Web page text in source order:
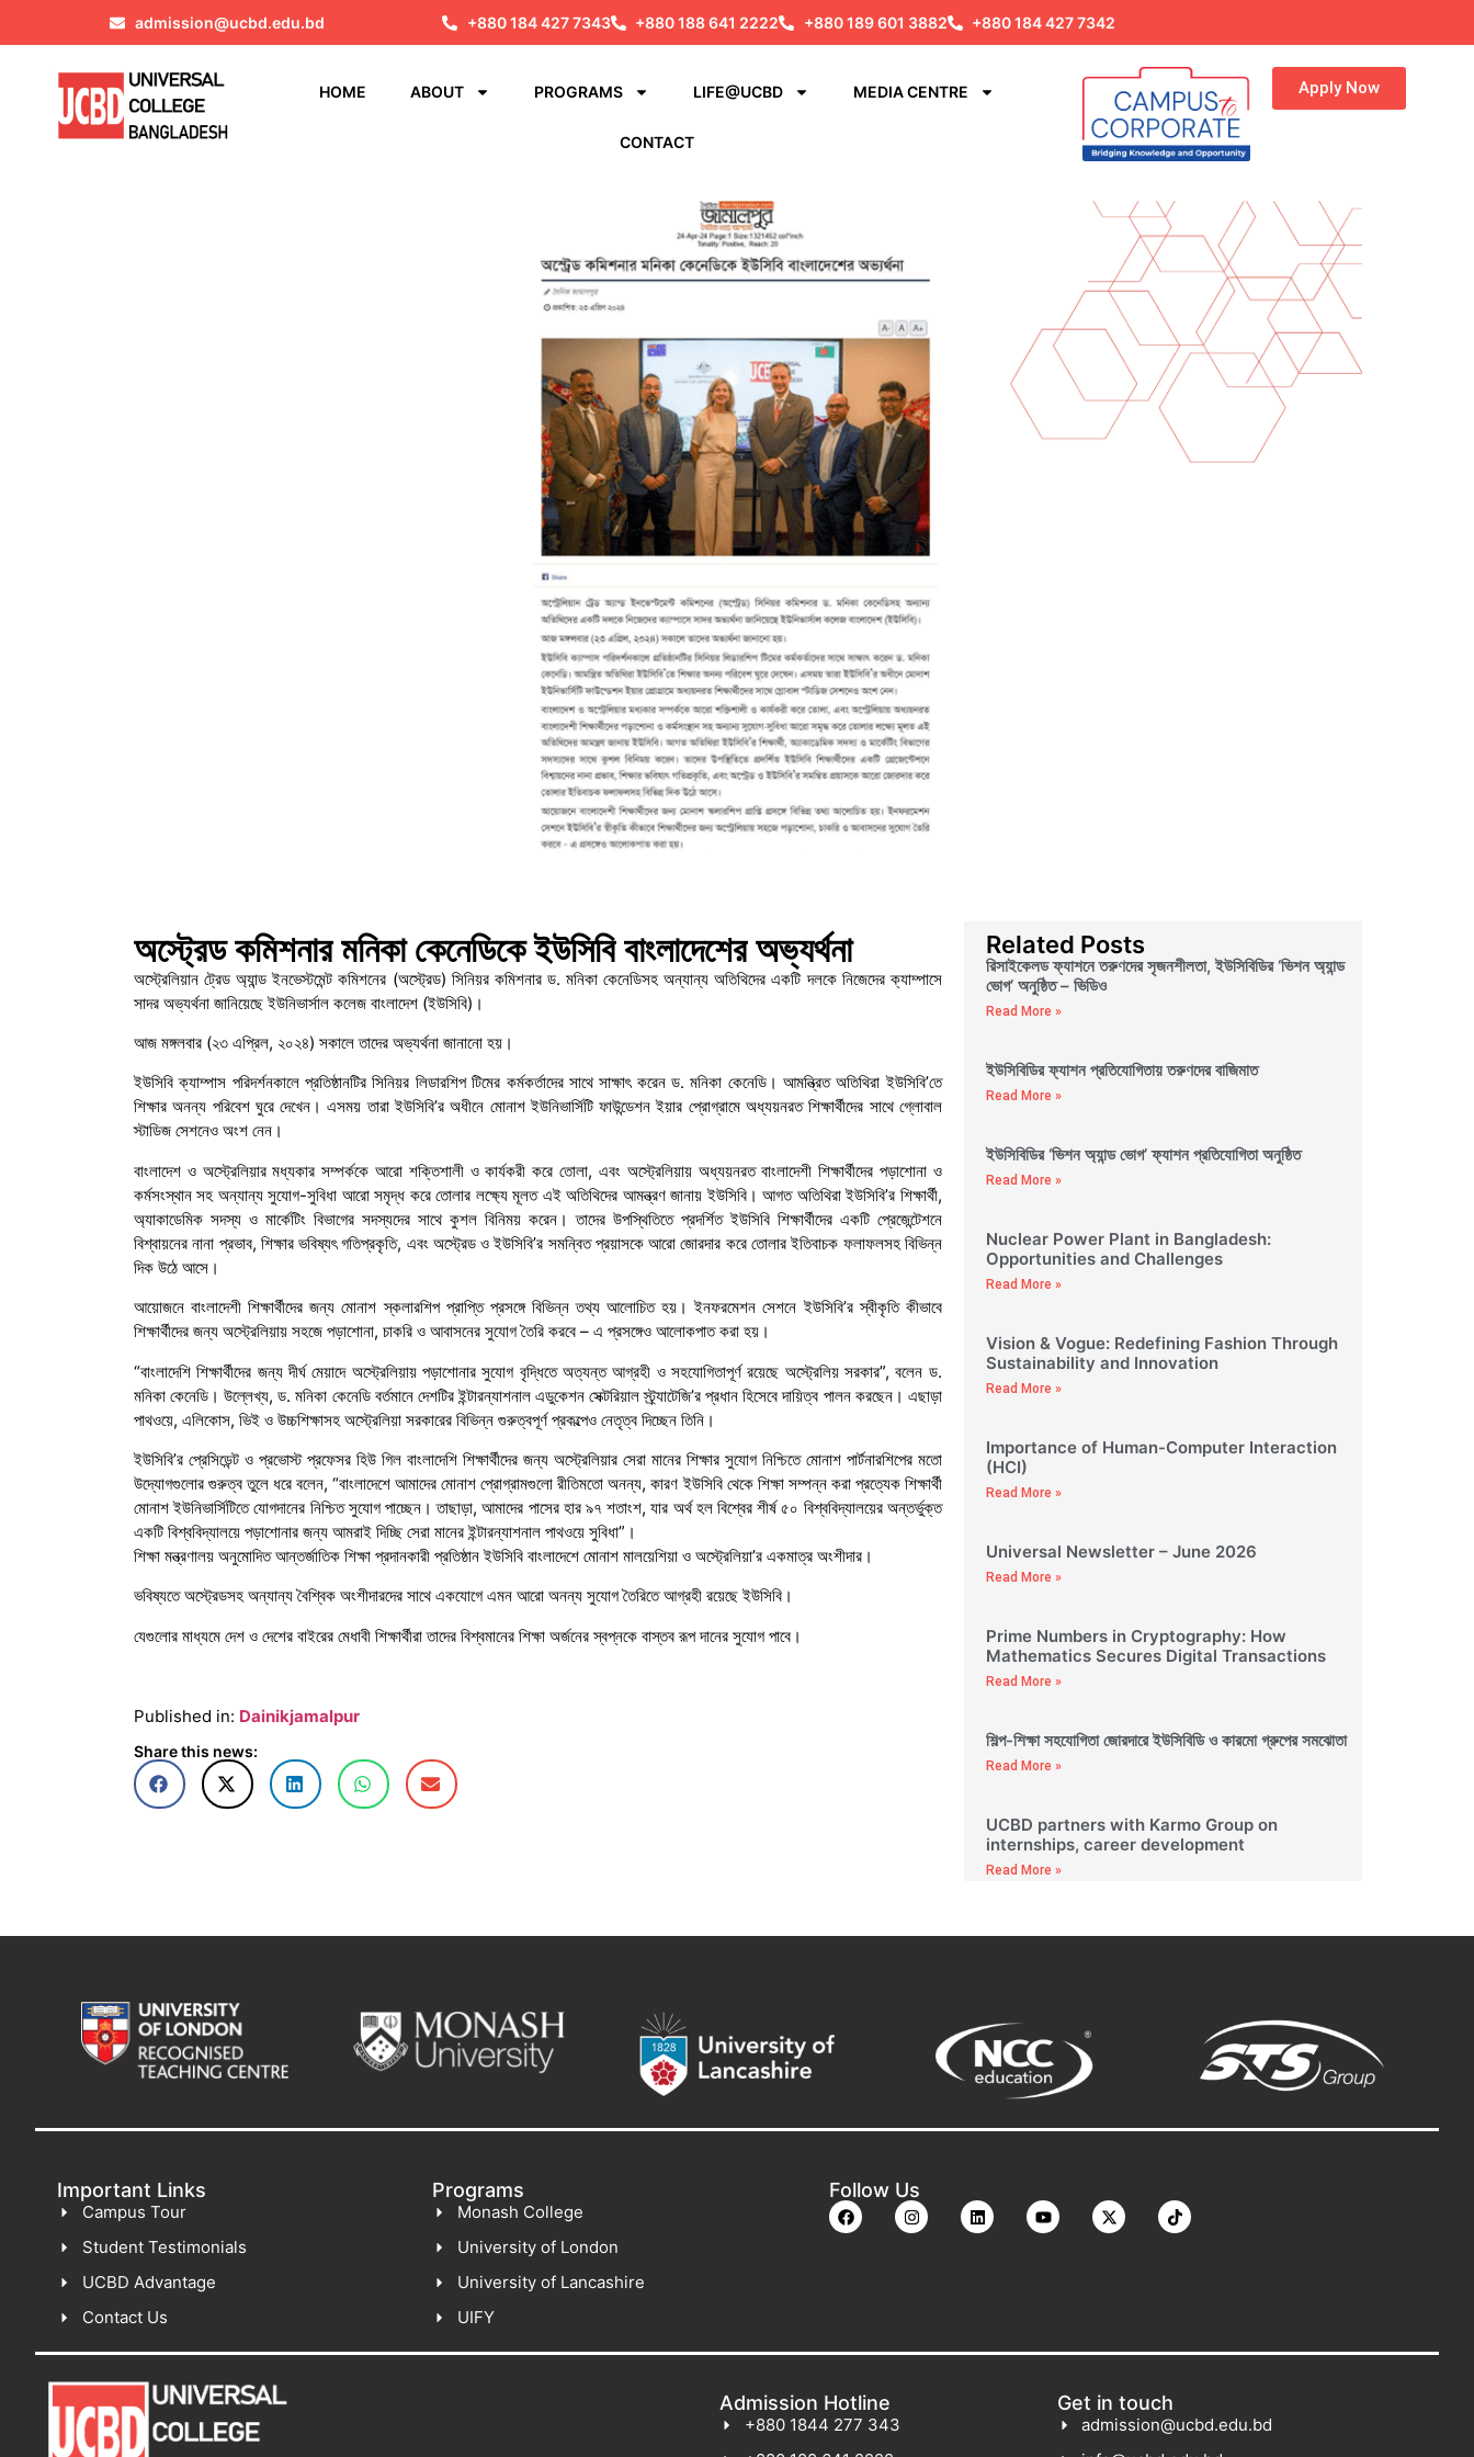
admission@ucbd.edu.bd +880 184 427 7343 +880 188 641 2222 +880 189 601 3882 +880 184 427 7342
HOME ABOUT PROGRAMS LIFE@UCBD MEDIA CENTRE
CONTACT
Apply Now
অস্ট্রেড কমিশনার মনিকা কেনেডিকে ইউসিবি বাংলাদেশের অভ্যর্থনা
অস্ট্রেলিয়ান ট্রেড অ্যান্ড ইনভেস্টমেন্ট কমিশনের (অস্ট্রেড) সিনিয়র কমিশনার ড. মনিকা কেনেডিসহ অন্যান্য অতিথিদের একটি দলকে নিজেদের ক্যাম্পাসে
সাদর অভ্যর্থনা জানিয়েছে ইউনিভার্সাল কলেজ বাংলাদেশ (ইউসিবি)।
আজ মঙ্গলবার (২৩ এপ্রিল, ২০২৪) সকালে তাদের অভ্যর্থনা জানানো হয়।
ইউসিবি ক্যাম্পাস পরিদর্শনকালে প্রতিষ্ঠানটির সিনিয়র লিডারশিপ টিমের কর্মকর্তাদের সাথে সাক্ষাৎ করেন ড. মনিকা কেনেডি। আমন্ত্রিত অতিথিরা ইউসিবি’তে
শিক্ষার অনন্য পরিবেশ ঘুরে দেখেন। এসময় তারা ইউসিবি’র অধীনে মোনাশ ইউনিভার্সিটি ফাউন্ডেশন ইয়ার প্রোগ্রামে অধ্যয়নরত শিক্ষার্থীদের সাথে গ্লোবাল
স্টাডিজ সেশনেও অংশ নেন।
বাংলাদেশ ও অস্ট্রেলিয়ার মধ্যকার সম্পর্ককে আরো শক্তিশালী ও কার্যকরী করে তোলা, এবং অস্ট্রেলিয়ায় অধ্যয়নরত বাংলাদেশী শিক্ষার্থীদের পড়াশোনা ও
কর্মসংস্থান সহ অন্যান্য সুযোগ-সুবিধা আরো সমৃদ্ধ করে তোলার লক্ষ্যে মূলত এই অতিথিদের আমন্ত্রণ জানায় ইউসিবি। আগত অতিথিরা ইউসিবি’র শিক্ষার্থী,
অ্যাকাডেমিক সদস্য ও মার্কেটিং বিভাগের সদস্যদের সাথে কুশল বিনিময় করেন। তাদের উপস্থিতিতে প্রদর্শিত ইউসিবি শিক্ষার্থীদের একটি প্রেজেন্টেশনে
বিশ্বায়নের নানা প্রভাব, শিক্ষার ভবিষ্যৎ গতিপ্রকৃতি, এবং অস্ট্রেড ও ইউসিবি’র সমন্বিত প্রয়াসকে আরো জোরদার করে তোলার ইতিবাচক ফলাফলসহ বিভিন্ন
দিক উঠে আসে।
আয়োজনে বাংলাদেশী শিক্ষার্থীদের জন্য মোনাশ স্কলারশিপ প্রাপ্তি প্রসঙ্গে বিভিন্ন তথ্য আলোচিত হয়। ইনফরমেশন সেশনে ইউসিবি’র স্বীকৃতি কীভাবে
শিক্ষার্থীদের জন্য অস্ট্রেলিয়ায় সহজে পড়াশোনা, চাকরি ও আবাসনের সুযোগ তৈরি করবে – এ প্রসঙ্গেও আলোকপাত করা হয়।
“বাংলাদেশি শিক্ষার্থীদের জন্য দীর্ঘ মেয়াদে অস্ট্রেলিয়ায় পড়াশোনার সুযোগ বৃদ্ধিতে অত্যন্ত আগ্রহী ও সহযোগিতাপূর্ণ রয়েছে অস্ট্রেলিয় সরকার”, বলেন ড.
মনিকা কেনেডি। উল্লেখ্য, ড. মনিকা কেনেডি বর্তমানে দেশটির ইন্টারন্যাশনাল এডুকেশন সেক্টরিয়াল স্ট্র্যাটেজি’র প্রধান হিসেবে দায়িত্ব পালন করছেন। এছাড়া
পাথওয়ে, এলিকোস, ভিই ও উচ্চশিক্ষাসহ অস্ট্রেলিয়া সরকারের বিভিন্ন গুরুত্বপূর্ণ প্রকল্পেও নেতৃত্ব দিচ্ছেন তিনি।
ইউসিবি’র প্রেসিডেন্ট ও প্রভোস্ট প্রফেসর হিউ গিল বাংলাদেশি শিক্ষার্থীদের জন্য অস্ট্রেলিয়ার সেরা মানের শিক্ষার সুযোগ নিশ্চিতে মোনাশ পার্টনারশিপের মতো
উদ্যোগগুলোর গুরুত্ব তুলে ধরে বলেন, “বাংলাদেশে আমাদের মোনাশ প্রোগ্রামগুলো রীতিমতো অনন্য, কারণ ইউসিবি থেকে শিক্ষা সম্পন্ন করা প্রত্যেক শিক্ষার্থী
মোনাশ ইউনিভার্সিটিতে যোগদানের নিশ্চিত সুযোগ পাচ্ছেন। তাছাড়া, আমাদের পাসের হার ৯৭ শতাংশ, যার অর্থ হল বিশ্বের শীর্ষ ৫০ বিশ্ববিদ্যালয়ের অন্তর্ভুক্ত
একটি বিশ্ববিদ্যালয়ে পড়াশোনার জন্য আমরাই দিচ্ছি সেরা মানের ইন্টারন্যাশনাল পাথওয়ে সুবিধা”।
শিক্ষা মন্ত্রণালয় অনুমোদিত আন্তর্জাতিক শিক্ষা প্রদানকারী প্রতিষ্ঠান ইউসিবি বাংলাদেশে মোনাশ মালয়েশিয়া ও অস্ট্রেলিয়া’র একমাত্র অংশীদার।
ভবিষ্যতে অস্ট্রেডসহ অন্যান্য বৈশ্বিক অংশীদারদের সাথে একযোগে এমন আরো অনন্য সুযোগ তৈরিতে আগ্রহী রয়েছে ইউসিবি।
যেগুলোর মাধ্যমে দেশ ও দেশের বাইরের মেধাবী শিক্ষার্থীরা তাদের বিশ্বমানের শিক্ষা অর্জনের স্বপ্নকে বাস্তব রূপ দানের সুযোগ পাবে।
Published in: Dainikjamalpur
Share this news:
Related Posts
রিসাইকেলড ফ্যাশনে তরুণদের সৃজনশীলতা, ইউসিবিডির ‘ভিশন অ্যান্ড
ভোগ’ অনুষ্ঠিত – ভিডিও
Read More »
ইউসিবিডির ফ্যাশন প্রতিযোগিতায় তরুণদের বাজিমাত
Read More »
ইউসিবিডির ‘ভিশন অ্যান্ড ভোগ’ ফ্যাশন প্রতিযোগিতা অনুষ্ঠিত
Read More »
Nuclear Power Plant in Bangladesh:
Opportunities and Challenges
Read More »
Vision & Vogue: Redefining Fashion Through
Sustainability and Innovation
Read More »
Importance of Human-Computer Interaction
(HCI)
Read More »
Universal Newsletter – June 2026
Read More »
Prime Numbers in Cryptography: How
Mathematics Secures Digital Transactions
Read More »
শিল্প-শিক্ষা সহযোগিতা জোরদারে ইউসিবিডি ও কারমো গ্রুপের সমঝোতা
Read More »
UCBD partners with Karmo Group on
internships, career development
Read More »
Important Links
Campus Tour
Student Testimonials
UCBD Advantage
Contact Us
Programs
Monash College
University of London
University of Lancashire
UIFY
Follow Us
Admission Hotline
+880 1844 277 343
Get in touch
admission@ucbd.edu.bd